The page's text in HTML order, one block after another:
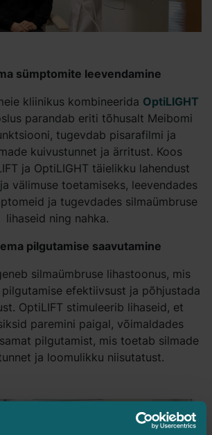
sümptomite leevendamine
kliinikus kombineerida OptiLIGHT
parandab eriti tõhusalt Meibomi
tugevdab pisarafilmi ja
kuivustunnet ja ärritust. Koos
ja OptiLIGHT täielikku lahendust
välimuse toetamiseks, leevendades
ja tugevdades silmaümbruse
lihaseid ning nahka.
pilgutamise saavutamine
silmaümbruse lihastoonus, mis
efektiivsust ja põhjustada
OptiLIFT stimuleerib lihaseid, et
paremini paigal, võimaldades
pilgutamist, mis toetab silmade
ja loomulikku niisutatust.